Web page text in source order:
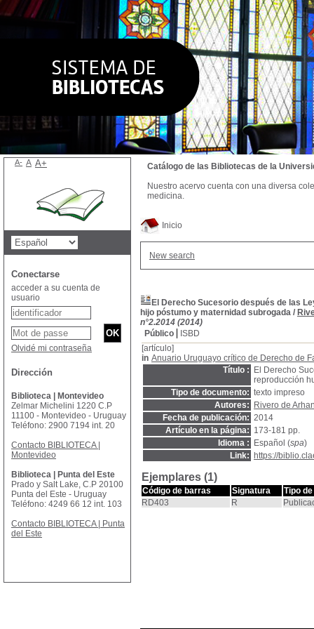
Inicio
New search
El Derecho Sucesorio después de las
hijo póstumo y maternidad subrogada /
n°2.2014 (2014)
Público
ISBD
[artículo]
in Anuario Uruguayo crítico de Derecho de
Título :
El Derecho
reproducción
Tipo de documento: texto impreso
Autores:
Rivero de
Fecha de publicación: 2014
Artículo en la página: 173-181 pp.
Idioma :
Español (spa)
Link:
https://
Ejemplares (1)
Código de barras Signatura
Tipo
RD403
R
Catálogo de las Bibliotecas de la
Nuestro acervo cuenta con una diversa
medicina.
A- A A+
Conectarse
acceder a su cuenta de
usuario
Olvidé mi contraseña
Dirección
Biblioteca | Montevideo
Zelmar Michelini 1220 C.P
11100 - Montevideo - Uruguay
Teléfono: 2900 7194 int. 20
Contacto BIBLIOTECA |
Montevideo
Biblioteca | Punta del Este
Prado y Salt Lake, C.P 20100
Punta del Este - Uruguay
Teléfono: 4249 66 12 int. 103
Contacto BIBLIOTECA | Punta
del Este